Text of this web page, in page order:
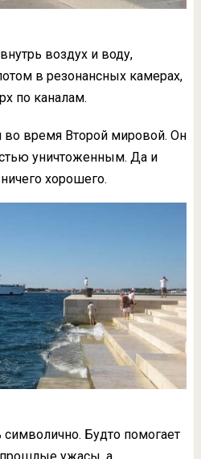
воздух и воду,
в резонансных камерах,
по каналам.
во время Второй мировой. Он
уничтоженным. Да и
хорошего.
символично. Будто помогает